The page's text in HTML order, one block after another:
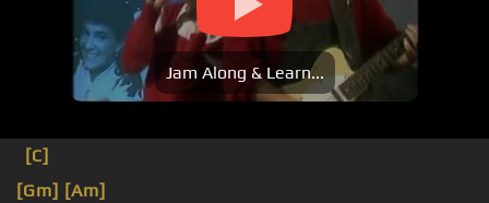
Jam Along & Learn...
[C]
[Gm] [Am]